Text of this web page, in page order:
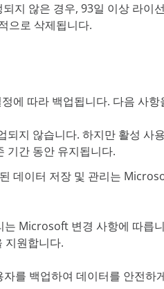
지 않은 경우, 93일 이상 라이
으로 삭제됩니다.
에 따라 백업됩니다. 다음 사항
지 않습니다. 하지만 활성 사
기간 동안 유지됩니다.
데이터 저장 및 관리는
는 Microsoft 변경 사항에 따릅
지원합니다.
를 백업하여 데이터를 안전하